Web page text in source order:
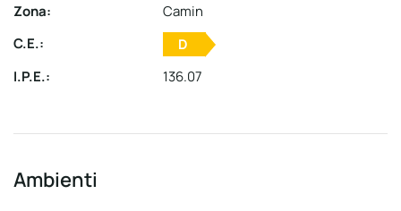
Zona:
Camin
C.E.:
D
I.P.E.:
136.07
Ambienti